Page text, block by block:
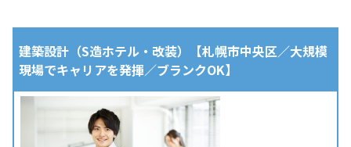
建築設計（S造ホテル・改装）【札幌市中央区／大規模
現場でキャリアを発揮／ブランクOK】